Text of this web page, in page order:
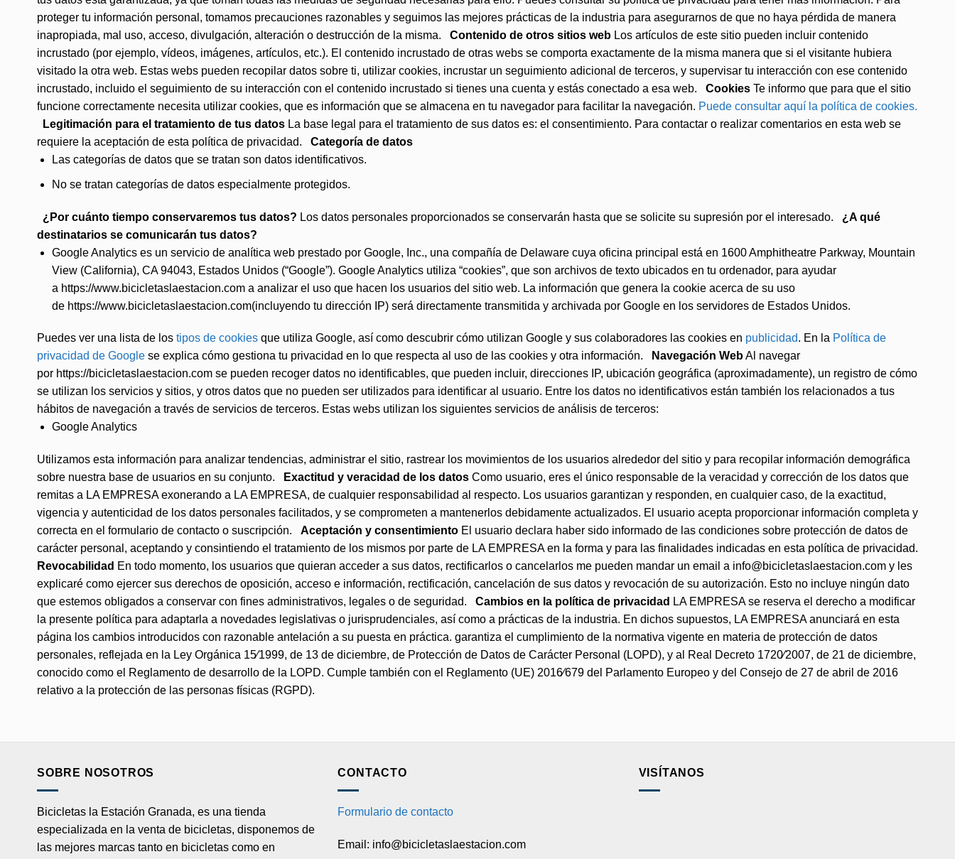
proteger tu información personal, tomamos precauciones razonables y seguimos las mejores prácticas de la industria para asegurarnos de que no haya pérdida de manera
inapropiada, mal uso, acceso, divulgación, alteración o destrucción de la misma. Contenido de otros sitios web Los artículos de este sitio pueden incluir contenido
incrustado (por ejemplo, vídeos, imágenes, artículos, etc.). El contenido incrustado de otras webs se comporta exactamente de la misma manera que si el visitante hubiera
visitado la otra web. Estas webs pueden recopilar datos sobre ti, utilizar cookies, incrustar un seguimiento adicional de terceros, y supervisar tu interacción con ese contenido
incrustado, incluido el seguimiento de su interacción con el contenido incrustado si tienes una cuenta y estás conectado a esa web. Cookies Te informo que para que el sitio
funcione correctamente necesita utilizar cookies, que es información que se almacena en tu navegador para facilitar la navegación. Puede consultar aquí la política de cookies.
Legitimación para el tratamiento de tus datos La base legal para el tratamiento de sus datos es: el consentimiento. Para contactar o realizar comentarios en esta web se
requiere la aceptación de esta política de privacidad. Categoría de datos
Las categorías de datos que se tratan son datos identificativos.
No se tratan categorías de datos especialmente protegidos.
¿Por cuánto tiempo conservaremos tus datos? Los datos personales proporcionados se conservarán hasta que se solicite su supresión por el interesado. ¿A qué
destinatarios se comunicarán tus datos?
Google Analytics es un servicio de analítica web prestado por Google, Inc., una compañía de Delaware cuya oficina principal está en 1600 Amphitheatre Parkway, Mountain
View (California), CA 94043, Estados Unidos (“Google”). Google Analytics utiliza “cookies”, que son archivos de texto ubicados en tu ordenador, para ayudar
a https://www.bicicletaslaestacion.com a analizar el uso que hacen los usuarios del sitio web. La información que genera la cookie acerca de su uso
de https://www.bicicletaslaestacion.com(incluyendo tu dirección IP) será directamente transmitida y archivada por Google en los servidores de Estados Unidos.
Puedes ver una lista de los tipos de cookies que utiliza Google, así como descubrir cómo utilizan Google y sus colaboradores las cookies en publicidad. En la Política de
privacidad de Google se explica cómo gestiona tu privacidad en lo que respecta al uso de las cookies y otra información. Navegación WebAl navegar
por https://bicicletaslaestacion.com se pueden recoger datos no identificables, que pueden incluir, direcciones IP, ubicación geográfica (aproximadamente), un registro de cómo
se utilizan los servicios y sitios, y otros datos que no pueden ser utilizados para identificar al usuario. Entre los datos no identificativos están también los relacionados a tus
hábitos de navegación a través de servicios de terceros. Estas webs utilizan los siguientes servicios de análisis de terceros:
Google Analytics
Utilizamos esta información para analizar tendencias, administrar el sitio, rastrear los movimientos de los usuarios alrededor del sitio y para recopilar información demográfica
sobre nuestra base de usuarios en su conjunto.
Exactitud y veracidad de los datos Como usuario, eres el único responsable de la veracidad y corrección de los datos que
remitas a LA EMPRESA exonerando a LA EMPRESA, de cualquier responsabilidad al respecto. Los usuarios garantizan y responden, en cualquier caso, de la exactitud,
vigencia y autenticidad de los datos personales facilitados, y se comprometen a mantenerlos debidamente actualizados. El usuario acepta proporcionar información completa y
correcta en el formulario de contacto o suscripción. Aceptación y consentimiento El usuario declara haber sido informado de las condiciones sobre protección de datos de
carácter personal, aceptando y consintiendo el tratamiento de los mismos por parte de LA EMPRESA en la forma y para las finalidades indicadas en esta política de privacidad.
Revocabilidad En todo momento, los usuarios que quieran acceder a sus datos, rectificarlos o cancelarlos me pueden mandar un email a info@bicicletaslaestacion.com y les
explicaré como ejercer sus derechos de oposición, acceso e información, rectificación, cancelación de sus datos y revocación de su autorización. Esto no incluye ningún dato
que estemos obligados a conservar con fines administrativos, legales o de seguridad. Cambios en la política de privacidad LA EMPRESA se reserva el derecho a modificar
la presente política para adaptarla a novedades legislativas o jurisprudenciales, así como a prácticas de la industria. En dichos supuestos, LA EMPRESA anunciará en esta
página los cambios introducidos con razonable antelación a su puesta en práctica. garantiza el cumplimiento de la normativa vigente en materia de protección de datos
personales, reflejada en la Ley Orgánica 15⁄1999, de 13 de diciembre, de Protección de Datos de Carácter Personal (LOPD), y al Real Decreto 1720⁄2007, de 21 de diciembre,
conocido como el Reglamento de desarrollo de la LOPD. Cumple también con el Reglamento (UE) 2016⁄679 del Parlamento Europeo y del Consejo de 27 de abril de 2016
relativo a la protección de las personas físicas (RGPD).
SOBRE NOSOTROS
Bicicletas la Estación Granada, es una tienda
especializada en la venta de bicicletas, disponemos de
las mejores marcas tanto en bicicletas como en
CONTACTO
Formulario de contacto
Email: info@bicicletaslaestacion.com
VISÍTANOS